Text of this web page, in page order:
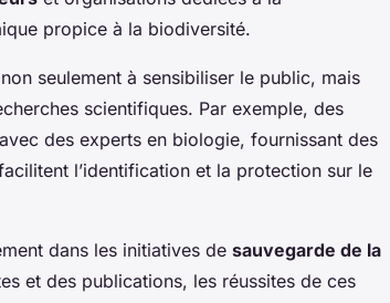
propice à la biodiversité.
seulement à sensibiliser le public, mais
scientifiques. Par exemple, des
des experts en biologie, fournissant des
l’identification et la protection sur le
dans les initiatives de sauvegarde de la
et des publications, les réussites de ces